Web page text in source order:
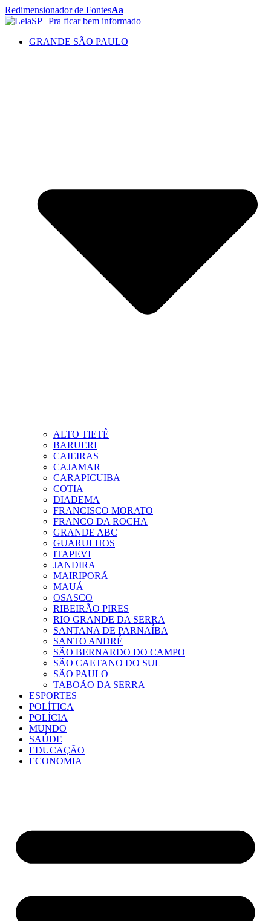
Redimensionador de FontesAa
GRANDE SÃO PAULO
ALTO TIETÊ
BARUERI
CAIEIRAS
CAJAMAR
CARAPICUIBA
COTIA
DIADEMA
FRANCISCO MORATO
FRANCO DA ROCHA
GRANDE ABC
GUARULHOS
ITAPEVI
JANDIRA
MAIRIPORÃ
MAUÁ
OSASCO
RIBEIRÃO PIRES
RIO GRANDE DA SERRA
SANTANA DE PARNAÍBA
SANTO ANDRÉ
SÃO BERNARDO DO CAMPO
SÃO CAETANO DO SUL
SÃO PAULO
TABOÃO DA SERRA
ESPORTES
POLÍTICA
POLÍCIA
MUNDO
SAÚDE
EDUCAÇÃO
ECONOMIA